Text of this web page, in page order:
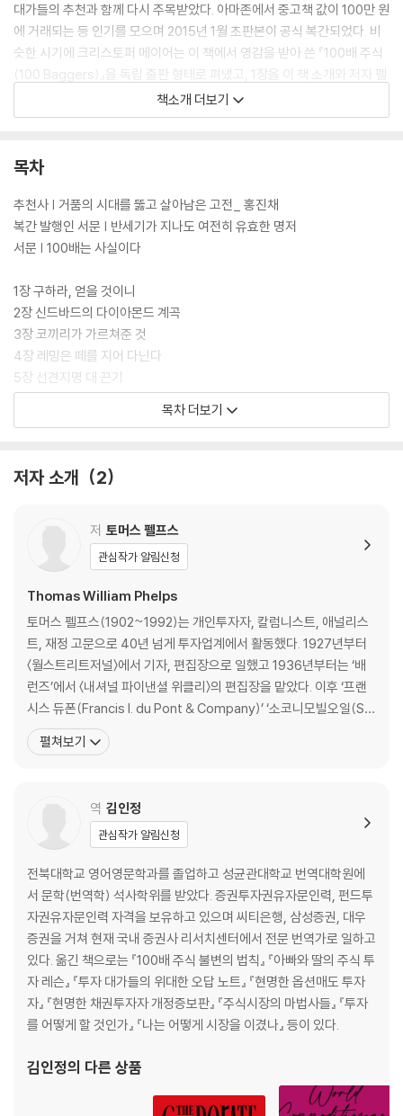
대가들의 추천과 함께 다시 주목받았다. 아마존에서 중고책 값이 100만 원
에 거래되는 등 인기를 모으며 2015년 1월 초판본이 공식 복간되었다. 비
슷한 시기에 크리스토퍼 메이어는 이 책에서 영감을 받아 쓴 『100배 주식
(100 Baggers)』을 독립 출판 형태로 펴냈고, 1장을 이 책 소개와 저자 펠
다. 김학균 신영증권 리서치센터장은 “원고 완독 후 ‘100배 주식’이라는 표
했다. 또 “한때 강세장에 편승한 얕은 책이 아니라 시대를 관통하는 지혜와
영감을 주는 책”(홍진채 라쿤자산운용 대표)이며 “100배라는 문구가 마
법이 아닌 사실임을 입증하는 책”(윤지호 LS증권 리테일사업부 대표)이
책소개 더보기
목차
추천사 | 거품의 시대를 뚫고 살아남은 고전_ 홍진채
복간 발행인 서문 | 반세기가 지나도 여전히 유효한 명저
서문 | 100배는 사실이다
1장 구하라, 얻을 것이니
2장 신드바드의 다이아몬드 계곡
3장 코끼리가 가르쳐준 것
4장 레밍은 떼를 지어 다닌다
5장 선견지명 대 끈기
6장 죽도록 갖고 싶은 글로브 앤드 럿거스
7장 나무는 무한히 자라지 않는다
10장 이익의 질이 낮아지다
12장 랜덤워크를 주시하라
13장 때로는 교훈이 독이 된다
14장 컴퓨터가 세상을 지배하지 못하는 이유
15장 윤리의 이익
16장 전능한 자아 대 전능한 돈
17장 인플레이션을 통제하는 알약은 없다
18장 제대로 선택하기
19장 승자는 어디에 있는가?
20장 멀리 있는 것은 늘 매혹적이다
22장 젊은 세대를 위한 응원
25장 스스로 할 수 있는가?
26장 가치에 대한 이해
27장 무엇이 주식을 성장시키는가?
28장 진정한 성장을 알아보고 평가하는 방법
부록
[표 1] 100배 주식 365개(거래 시장, 가격, 1971년 시가평가액)
[표 2] 100배 주식과 주가
목차 더보기
저자 소개 2
저 토머스 펠프스
관심작가 알림신청
Thomas William Phelps
토머스 펠프스(1902~1992)는 개인투자자, 칼럼니스트, 애널리스
트, 재정 고문으로 40년 넘게 투자업계에서 활동했다. 1927년부터
〈월스트리트저널〉에서 기자, 편집장으로 일했고 1936년부터는 ‘배
런즈’에서 〈내셔널 파이낸셜 위클리〉의 편집장을 맡았다. 이후 ‘프랜
시스 듀폰(Francis I. du Pont & Company)’ ‘소코니모빌오일(So
cony Mobil Oil, 엑손모빌의 전신)’ ‘스커더, 스티븐스 앤드 클라크
(Scudder, Stevens & Clark)’ 등에서 애널리스트, 재정 담당 임원
펼쳐보기
역 김인정
관심작가 알림신청
전북대학교 영어영문학과를 졸업하고 성균관대학교 번역대학원에
서 문학(번역학) 석사학위를 받았다. 증권투자권유자문인력, 펀드투
자권유자문인력 자격을 보유하고 있으며 씨티은행, 삼성증권, 대우
증권을 거쳐 현재 국내 증권사 리서치센터에서 전문 번역가로 일하고
있다. 옮긴 책으로는 『100배 주식 불변의 법칙』 『아빠와 딸의 주식 투
자 레슨』 『투자 대가들의 위대한 오답 노트』 『현명한 옵션매도 투자
자』 『현명한 채권투자자 개정증보판』 『주식시장의 마법사들』 『투자
를 어떻게 할 것인가』 『나는 어떻게 시장을 이겼나』 등이 있다.
김인정의 다른 상품